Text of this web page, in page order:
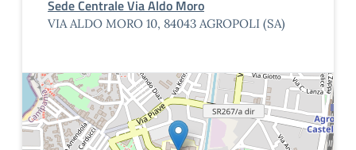
Sede Centrale Via Aldo Moro
VIA ALDO MORO 10, 84043 AGROPOLI (SA)